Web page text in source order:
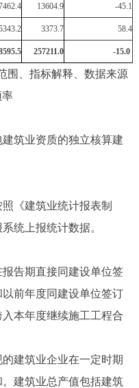
13604.9 -45.1
3373.7 58.4
257211.0 -15.0
、指标解释、数据来源
率
筑业资质的独立核算建
《建筑业统计报表制
统上报统计数据。
告期直接同建设单位签
前年度同建设单位签订
本年度继续施工工程合
建筑业企业在一定时期
建筑业总产值包括建筑